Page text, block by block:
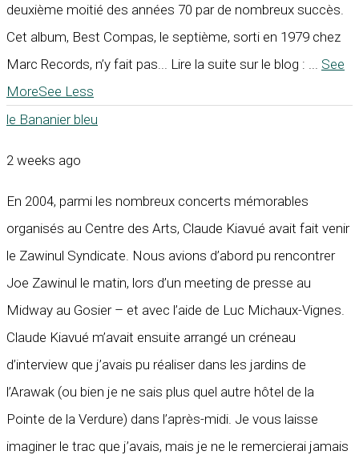
deuxième moitié des années 70 par de nombreux succès.
Cet album, Best Compas, le septième, sorti en 1979 chez
Marc Records, n’y fait pas... Lire la suite sur le blog :
See
MoreSee Less
le Bananier bleu
2 weeks ago
En 2004, parmi les nombreux concerts mémorables
organisés au Centre des Arts, Claude Kiavué avait fait venir
le Zawinul Syndicate. Nous avions d’abord pu rencontrer
Joe Zawinul le matin, lors d’un meeting de presse au
Midway au Gosier – et avec l’aide de Luc Michaux-Vignes.
Claude Kiavué m’avait ensuite arrangé un créneau
d’interview que j’avais pu réaliser dans les jardins de
l’Arawak (ou bien je ne sais plus quel autre hôtel de la
Pointe de la Verdure) dans l’après-midi. Je vous laisse
imaginer le trac que j’avais, mais je ne le remercierai jamais